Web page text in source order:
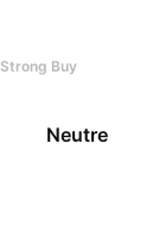
Strong Buy
Neutre